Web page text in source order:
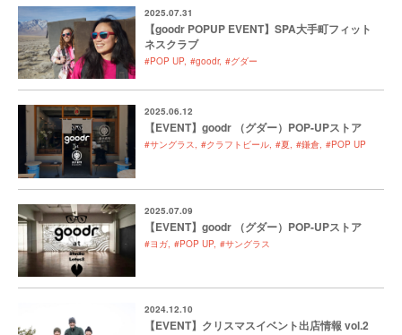
2025.07.31
【goodr POPUP EVENT】SPA大手町フィット
ネスクラブ
#POP UP #goodr #グダー
2025.06.12
【EVENT】goodr （グダー）POP-UPストア
#サングラス #クラフトビール #夏 #鎌倉 #POP UP
2025.07.09
【EVENT】goodr （グダー）POP-UPストア
#ヨガ #POP UP #サングラス
2024.12.10
【EVENT】クリスマスイベント出店情報 vol.2